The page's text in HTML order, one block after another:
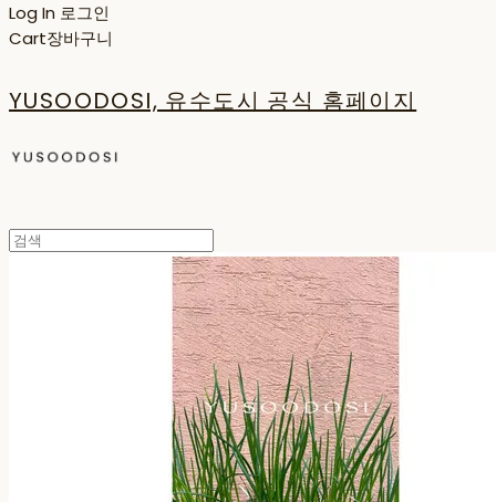
Log In 로그인
Cart장바구니
YUSOODOSI, 유수도시 공식 홈페이지